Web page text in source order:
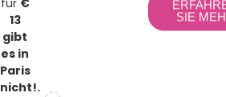
für €
13
gibt
es in
Paris
nicht!.
SIE